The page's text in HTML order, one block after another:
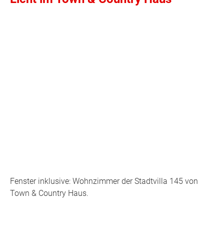
Fenster inklusive: Wohnzimmer der Stadtvilla 145 von
Town & Country Haus.